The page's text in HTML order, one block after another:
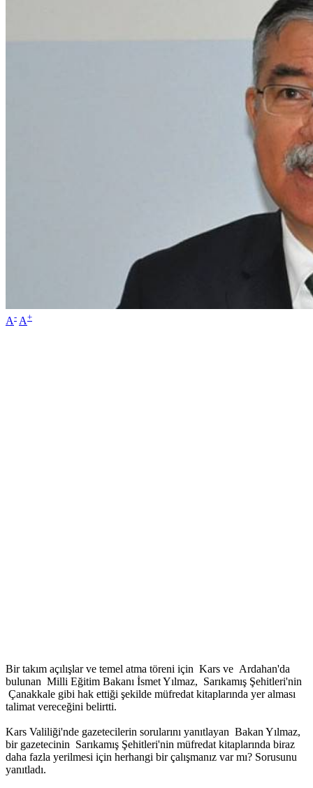
A- A+
Bir takım açılışlar ve temel atma töreni için Kars ve Ardahan'da
bulunan Milli Eğitim Bakanı İsmet Yılmaz, Sarıkamış Şehitleri'nin
Çanakkale gibi hak ettiği şekilde müfredat kitaplarında yer alması
talimat vereceğini belirtti.
Kars Valiliği'nde gazetecilerin sorularını yanıtlayan Bakan Yılmaz,
bir gazetecinin Sarıkamış Şehitleri'nin müfredat kitaplarında biraz
daha fazla yerilmesi için herhangi bir çalışmanız var mı? Sorusunu
yanıtladı.